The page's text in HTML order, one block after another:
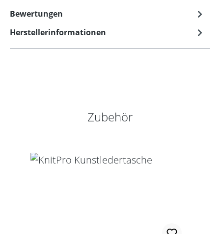
Bewertungen
Herstellerinformationen
Produktgalerie überspringen
Zubehör